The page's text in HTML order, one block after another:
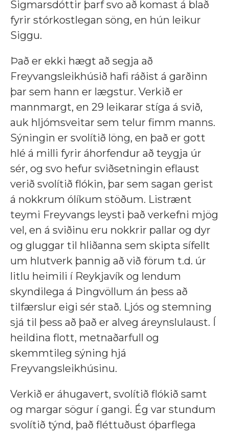
Sigmarsdóttir þarf svo að komast á blað
fyrir stórkostlegan söng, en hún leikur
Siggu.
Það er ekki hægt að segja að
Freyvangsleikhúsið hafi ráðist á garðinn
þar sem hann er lægstur. Verkið er
mannmargt, en 29 leikarar stíga á svið,
auk hljómsveitar sem telur fimm manns.
Sýningin er svolítið löng, en það er gott
hlé á milli fyrir áhorfendur að teygja úr
sér, og svo hefur sviðsetningin eflaust
verið svolítið flókin, þar sem sagan gerist
á nokkrum ólíkum stöðum. Listrænt
teymi Freyvangs leysti það verkefni mjög
vel, en á sviðinu eru nokkrir pallar og dyr
og gluggar til hliðanna sem skipta sífellt
um hlutverk þannig að við förum t.d. úr
litlu heimili í Reykjavík og lendum
skyndilega á Þingvöllum án þess að
tilfærslur eigi sér stað. Ljós og stemning
sjá til þess að það er alveg áreynslulaust. Í
heildina flott, metnaðarfull og
skemmtileg sýning hjá
Freyvangsleikhúsinu.
Verkið er áhugavert, svolítið flókið samt
og margar sögur í gangi. Ég var stundum
svolítið týnd, það fléttuðust óþarflega